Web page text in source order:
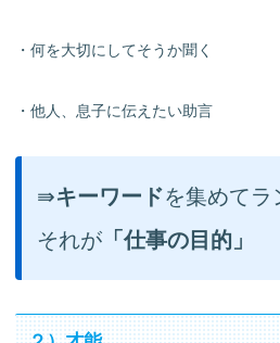
・何を大切にしてそうか聞く
・他人、息子に伝えたい助言
⇛キーワードを集めてラ
それが 「仕事の目的」